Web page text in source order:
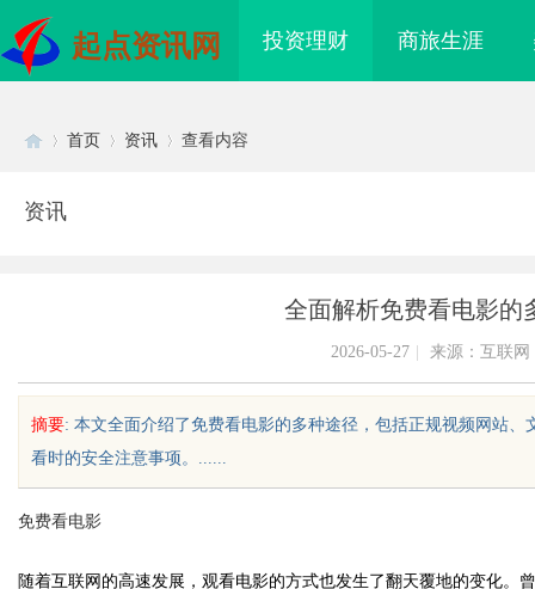
起点资讯网 投资理财 商旅生涯
首页 资讯 查看内容
资讯
全面解析免费看电影的
2026-05-27 来源：互联网
摘要: 本文全面介绍了免费看电影的多种途径，包括正规视频网站
看时的安全注意事项。......
免费看电影
随着互联网的高速发展，观看电影的方式也发生了翻天覆地的变化。
合规密钥”：北京专
据知识产权登记扫清 公司离不开版权律师